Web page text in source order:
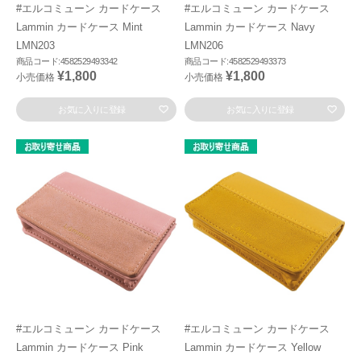
#エルコミューン カードケース
Lammin カードケース Mint
LMN203
商品コード:4582529493342
小売価格 ¥1,800
お気に入りに登録
#エルコミューン カードケース
Lammin カードケース Navy
LMN206
商品コード:4582529493373
小売価格 ¥1,800
お気に入りに登録
#エルコミューン カードケース
Lammin カードケース Pink
#エルコミューン カードケース
Lammin カードケース Yellow